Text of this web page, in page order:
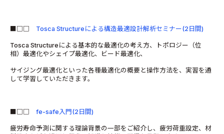
■□□ Tosca Structureによる構造最適設計解析セミナー(2日間)
Tosca Structureによる基本的な最適化の考え方、トポロジー（位
相）最適化やシェイプ最適化、ビード最適化、
サイジング最適化といった各種最適化の概要と操作方法を、実習を通
して学習していただきます。
■□□ fe-safe入門(2日間)
疲労寿命予測に関する理論背景の一部をご紹介し、疲労荷重設定、材